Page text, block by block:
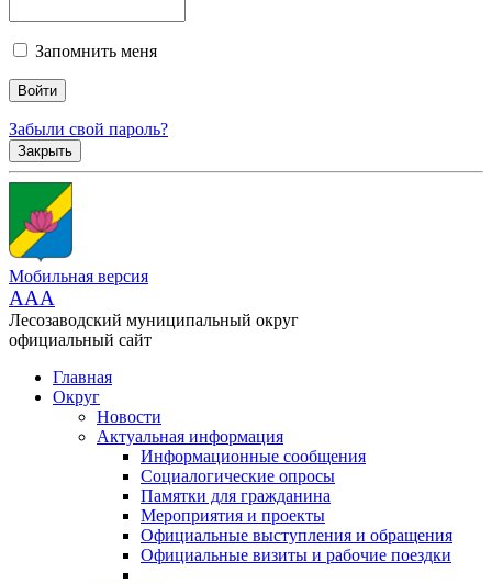
Запомнить меня
Забыли свой пароль?
Закрыть
Мобильная версия
AAA
Лесозаводский муниципальный округ
официальный сайт
Главная
Округ
Новости
Актуальная информация
Информационные сообщения
Социалогические опросы
Памятки для гражданина
Мероприятия и проекты
Официальные выступления и обращения
Официальные визиты и рабочие поездки